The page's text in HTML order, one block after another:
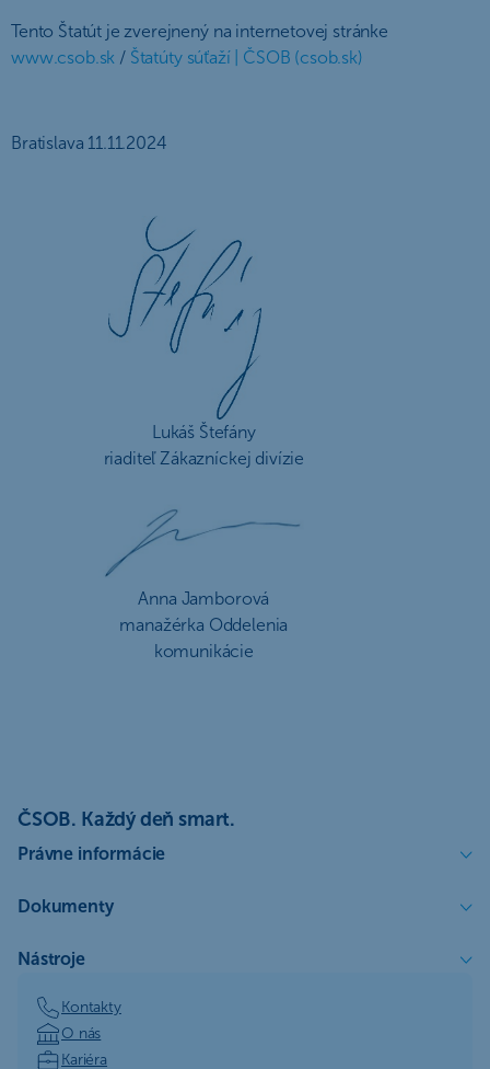
Tento Štatút je zverejnený na internetovej stránke
www.csob.sk / Štatúty súťaží | ČSOB (csob.sk)
Bratislava 11.11.2024
Lukáš Štefány
riaditeľ Zákazníckej divízie
Anna Jamborová
manažérka Oddelenia
komunikácie
ČSOB. Každý deň smart.
Právne informácie
Dokumenty
Nástroje
Kontakty
O nás
Kariéra